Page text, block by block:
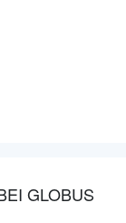
GLOBUS